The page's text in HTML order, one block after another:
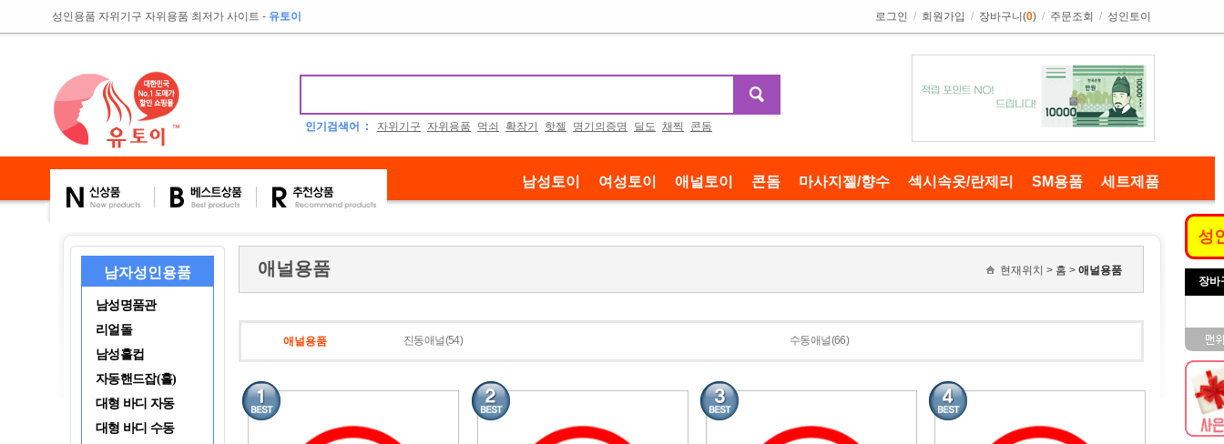
성인용품 자위기구 자위용품 최저가 사이트 - 유토이 로그인 / 회원가입 / 장바구니(0) / 주문조회 / 성인토이
인기검색어 : 자위기구 자위용품 먹쇠 확장기 핫젤 명기의증명 딜도 채찍 콘돔
남성토이 여성토이 애널토이 콘돔 마사지젤/향수 섹시속옷/란제리 SM용품 세트제품
남자성인용품
남성명품관
리얼돌
남성홀컵
자동핸드잡(홀)
대형 바디 자동
대형 바디 수동
애널용품 현재위치 > 홈 > 애널용품
애널용품 진동애널(54) 수동애널(66)
성
장바